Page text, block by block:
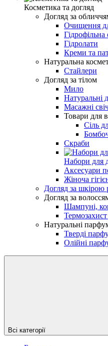
Косметика та догляд
Догляд за
Очищення
Гідрофільна
Гідролати
Креми та
Натуральна
Стайлери
Догляд за тілом
Мило
Натуральні
Масажні
Товари для
Сіль
Скраби
Набори для
Аксесуари
Жіноча
Догляд за шкірою
Догляд за
Шампуні,
Натуральні
Тверді
Олійні
Всі категорії